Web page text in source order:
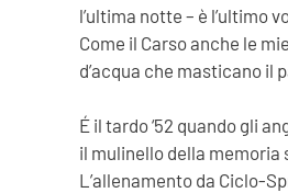
l’ultima notte – è l’ultimo
Come il Carso anche le
d’acqua che masticano il
É il tardo ‘52 quando gli
il mulinello della memoria
L’allenamento da Ciclo-